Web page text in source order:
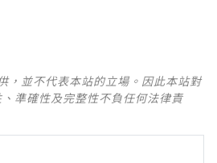
，並不代表本站的立場。因此本站對
準確性及完整性不負任何法律責